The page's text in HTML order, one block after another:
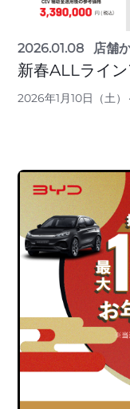
2026.01.08 店舗
新春ALLライ
2026年1月10日（土